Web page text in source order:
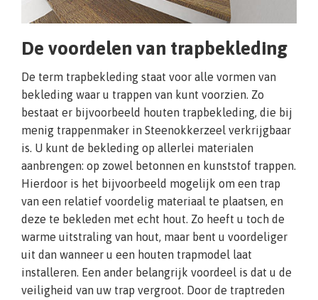
De voordelen van trapbekleding
De term trapbekleding staat voor alle vormen van
bekleding waar u trappen van kunt voorzien. Zo
bestaat er bijvoorbeeld houten trapbekleding, die bij
menig trappenmaker in Steenokkerzeel verkrijgbaar
is. U kunt de bekleding op allerlei materialen
aanbrengen: op zowel betonnen en kunststof trappen.
Hierdoor is het bijvoorbeeld mogelijk om een trap
van een relatief voordelig materiaal te plaatsen, en
deze te bekleden met echt hout. Zo heeft u toch de
warme uitstraling van hout, maar bent u voordeliger
uit dan wanneer u een houten trapmodel laat
installeren. Een ander belangrijk voordeel is dat u de
veiligheid van uw trap vergroot. Door de traptreden